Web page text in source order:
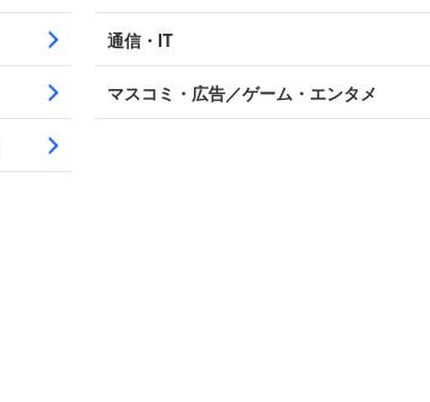
通信・IT
マスコミ・広告／ゲーム・エンタメ